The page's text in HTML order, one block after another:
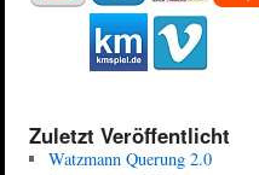
Zuletzt Veröffentlicht
Watzmann Querung 2.0